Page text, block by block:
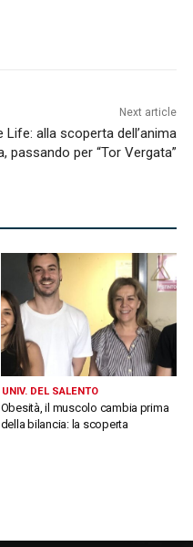
Next article
Life: alla scoperta dell’anima
passando per “Tor Vergata”
UNIV. DEL SALENTO
Obesità, il muscolo cambia prima
della bilancia: la scoperta